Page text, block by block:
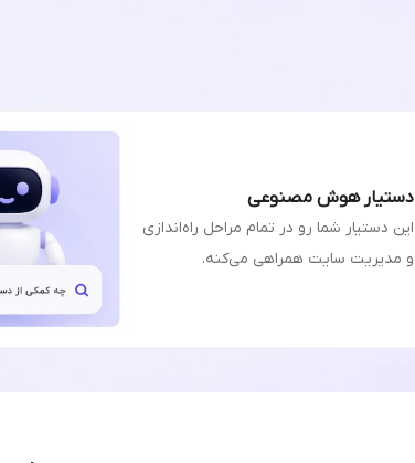
دستیار هوش مصنوعی
این دستیار شما رو در تمام مراحل راه‌اندازی
و مدیریت سایت همراهی می‌کنه.